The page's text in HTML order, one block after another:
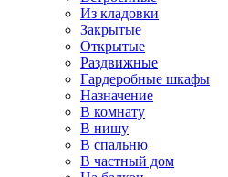
Из кладовки
Закрытые
Открытые
Раздвижные
Гардеробные шкафы
Назначение
В комнату
В нишу
В спальню
В частный дом